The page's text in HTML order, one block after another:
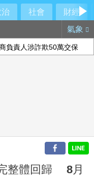
治 社會
財經
氣象
負責人涉詐欺50萬交保
整體回歸 8月